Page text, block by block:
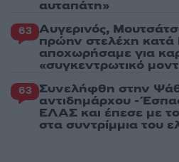
αυταπάτη»
63 Αυγερινός,
πρώην στελέχη κατά
αποχωρήσαμε για
«συγκεντρωτικό
63 Συνελήφθη στην
αντιδημάρχου -
ΕΛΑΣ και έπεσε με
στα συντρίμμια του